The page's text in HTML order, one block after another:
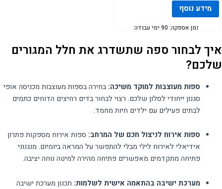
₪5,900.
₪3,950.
מידע נוסף
זמן אספקה: 90 ימי עבודה
איך לבחור ספה שתשדרג את חלל המגורים
שלכם?
ספות מעוצבות למוקד משיכה: בחירה בספות מעוצבות מכניסה אופי
סגנון ייחודי לסלון שלכם. רצוי לבחור בדים רחיצים הדוחים כתמים
לבתים פעילים עם ילדים חיות מחמד.
ספות אירוח לניצול חכם של המרחב: ספות אירוח מספקות פתרון
אידיאלי לאירוח לילי מבלי להתפשר על המראה ביומיום. מנגנוני
פתיחה מתקדמים מאפשרים פתיחה מהירה למיטה נוחה יציבה.
מערכת ישיבה בהתאמה אישית לשלמות: תכנון מערכת ישיבה